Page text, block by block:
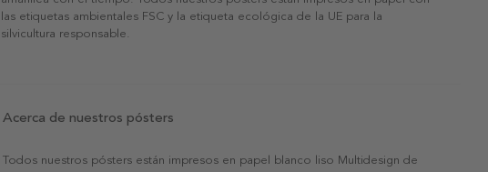
las etiquetas ambientales FSC y la etiqueta ecológica de la UE para la
silvicultura responsable.
Acerca de nuestros pósters
Todos nuestros pósters están impresos en papel blanco liso Multidesign de